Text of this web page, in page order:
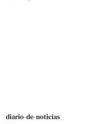
diario-de-noticias